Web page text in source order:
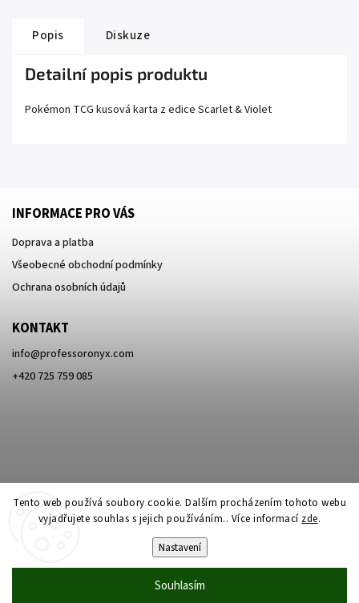
Tento web používá soubory cookie. Dalším procházením tohoto webu
vyjadřujete souhlas s jejich používáním.. Více informací zde.
Nastavení
Souhlasím
Popis Diskuze
Detailní popis produktu
Pokémon TCG kusová karta z edice Scarlet& Violet
INFORMACE PRO VÁS
Doprava a platba
Všeobecné obchodní podmínky
Ochrana osobních údajů
KONTAKT
info@professoronyx.com
+420 725 759 085
Professor Onyx. Všechna práva vyhrazena.